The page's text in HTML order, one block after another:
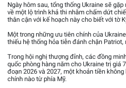
Ngày hôm sau, tổng thống Ukraine sẽ
về một lộ trình khả thi nhằm chấm dứt
thân cận với kế hoạch này cho biết với tờ
Một trong những ưu tiên chính của
thiếu hệ thống hỏa tiễn đánh chặn
Trong hội nghị thượng đỉnh, các đồng
quốc phòng hàng năm cho Ukraine trị giá
đoạn 2026 và 2027, một khoản tiền
chính nào từ phía Mỹ.